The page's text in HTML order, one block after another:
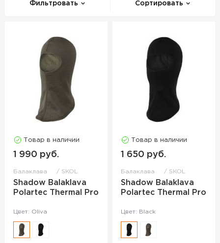
Фильтровать Сортировать
Товар в наличии
1 990 руб.
Балаклава SKOL
Shadow Balaklava
Polartec Thermal Pro
Цвет: Oliva
Товар в наличии
1 650 руб.
Балаклава SKOL
Shadow Balaklava
Polartec Thermal Pro
Цвет: Black